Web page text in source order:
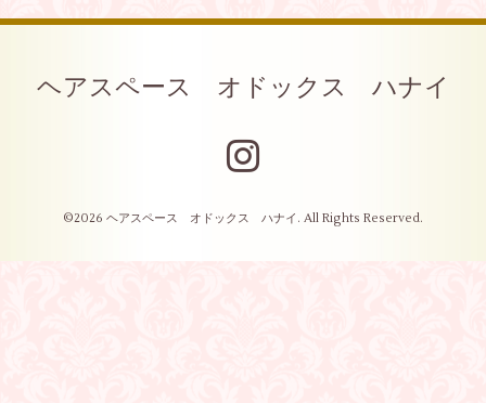
ヘアスペース オドックス ハナイ
©2026 ヘアスペース オドックス ハナイ . All Rights Reserved.